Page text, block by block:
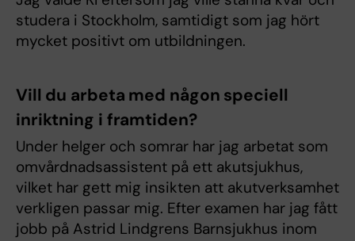
studera i Stockholm, samtidigt som jag hört
mycket positivt om utbildningen.
Vill du arbeta med någon speciell
inriktning i framtiden?
Under helger och somrar har jag arbetat som
omvårdnadsassistent på ett akutsjukhus,
vilket har gett mig insikten att akutverksamhet
verkligen passar mig. Efter examen har jag fått
jobb på Astrid Lindgrens Barnsjukhus inom